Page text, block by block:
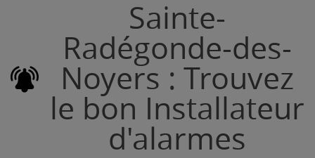
Sainte-
Radégonde-des-
Noyers : Trouvez
le bon Installateur
d'alarmes